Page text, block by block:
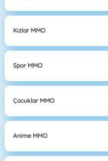
Kızlar MMO
Spor MMO
Çocuklar MMO
Anime MMO